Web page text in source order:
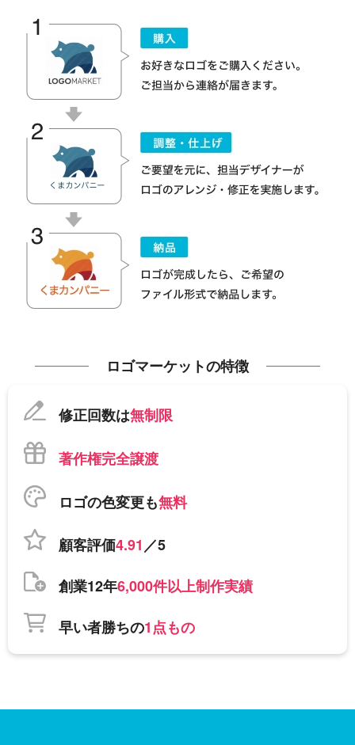
ロゴマーケットの特徴
修正回数は無制限
著作権完全譲渡
ロゴの色変更も無料
顧客評価4.91／5
創業12年6,000件以上制作実績
早い者勝ちの1点もの